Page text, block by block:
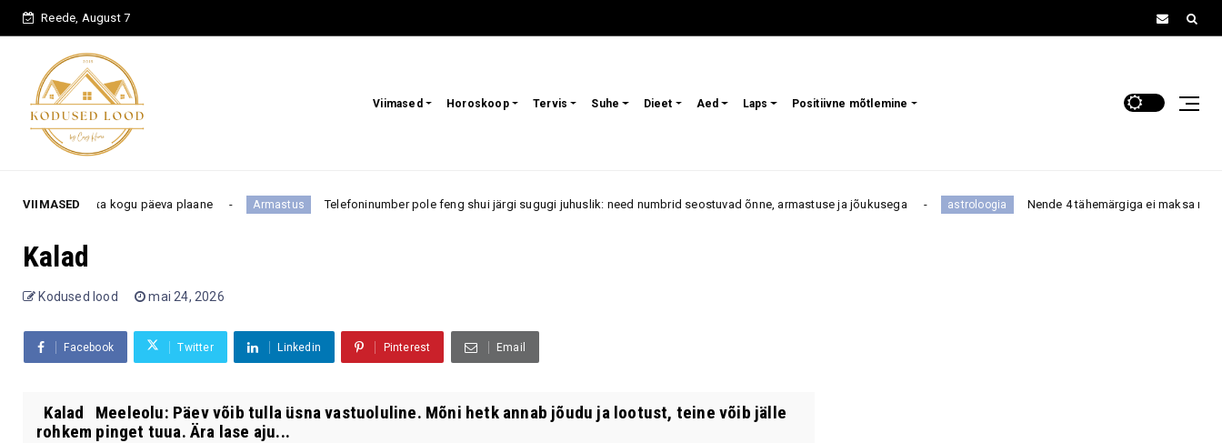
Reede, August 7
Viimased Horoskoop Tervis Suhe Dieet Aed Laps Positiivne mõtlemine
VIIMASED
kogu päeva plaane Armastus Telefoninumber pole feng shui järgi sugugi juhuslik: need numbrid seostuvad õnne, armastuse ja jõukusega astroloogia Nende 4 tähemärgiga ei maksa niisama tüli
Kalad
Kodused lood mai 24, 2026
Facebook Twitter Linkedin Pinterest Email
Kalad Meeleolu: Päev võib tulla üsna vastuoluline. Mõni hetk annab jõudu ja lootust, teine võib jälle
rohkem pinget tuua. Ära lase aju...